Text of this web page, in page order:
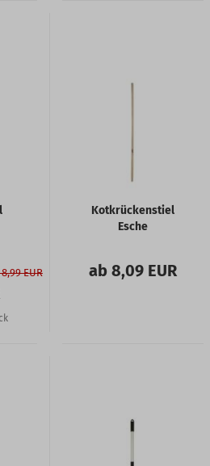
EUR
Kotkrückenstiel
Esche
ab 8,09 EUR